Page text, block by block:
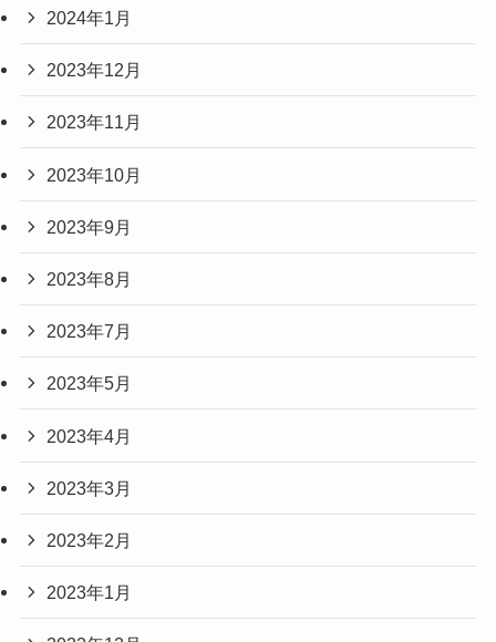
2024年1月
2023年12月
2023年11月
2023年10月
2023年9月
2023年8月
2023年7月
2023年5月
2023年4月
2023年3月
2023年2月
2023年1月